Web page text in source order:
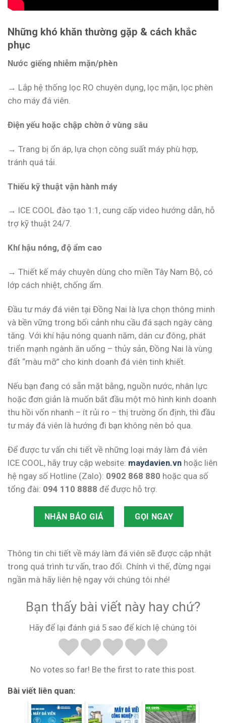
Những khó khăn thường gặp & cách khắc
phục
Nước giếng nhiễm mặn/phèn
→ Lắp hệ thống lọc RO chuyên dụng, lọc mặn, lọc phèn
cho máy đá viên.
Điện yếu hoặc chập chờn ở vùng sâu
→ Trang bị ổn áp, lựa chọn công suất máy phù hợp,
tránh quá tải.
Thiếu kỹ thuật vận hành máy
→ ICE COOL đào tạo 1:1, cung cấp video hướng dẫn, hỗ
trợ kỹ thuật 24/7.
Khí hậu nóng, độ ẩm cao
→ Thiết kế máy chuyên dùng cho miền Tây Nam Bộ, có
lớp cách nhiệt, chống ẩm.
Đầu tư máy đá viên tại Đồng Nai là lựa chọn thông minh
và bền vững trong bối cảnh nhu cầu đá sạch ngày càng
tăng. Với khí hậu nóng quanh năm, dân cư đông, phát
triển mạnh ngành ăn uống – thủy sản, Đồng Nai là vùng
đất “màu mỡ” cho kinh doanh đá viên tinh khiết.
Nếu bạn đang có sẵn mặt bằng, nguồn nước, nhân lực
hoặc đơn giản là muốn bắt đầu một mô hình kinh doanh
thu hồi vốn nhanh – ít rủi ro – thị trường ổn định, thì đầu
tư máy đá viên là hướng đi bạn không nên bỏ qua.
Để được tư vấn chi tiết về những loại máy làm đá viên
ICE COOL, hãy truy cập website: maydavien.vn hoặc liên
hệ ngay số Hotline (Zalo): 0902 868 880 hoặc qua số
tổng đài: 094 110 8888 để được hỗ trợ.
NHẬN BÁO GIÁ GỌI NGAY
Thông tin chi tiết về máy làm đá viên sẽ được cập nhật
trong quá trình tư vấn, trao đổi. Chính vì thế, đừng ngại
ngần mà hãy liên hệ ngay với chúng tôi nhé!
Bạn thấy bài viết này hay chứ?
Hãy để lại đánh giá 5 sao để kích lệ chúng tôi
No votes so far! Be the first to rate this post.
Bài viết liên quan: